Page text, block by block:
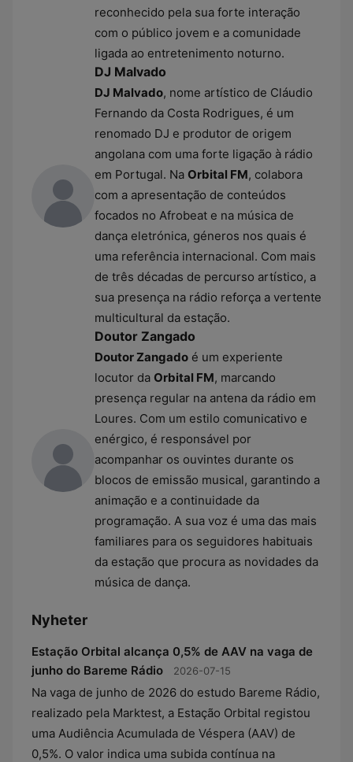
reconhecido pela sua forte interação
com o público jovem e a comunidade
ligada ao entretenimento noturno.
DJ Malvado
DJ Malvado, nome artístico de Cláudio
Fernando da Costa Rodrigues, é um
renomado DJ e produtor de origem
angolana com uma forte ligação à rádio
em Portugal. Na Orbital FM, colabora
com a apresentação de conteúdos
focados no Afrobeat e na música de
dança eletrónica, géneros nos quais é
uma referência internacional. Com mais
de três décadas de percurso artístico, a
sua presença na rádio reforça a vertente
multicultural da estação.
Doutor Zangado
Doutor Zangado é um experiente
locutor da Orbital FM, marcando
presença regular na antena da rádio em
Loures. Com um estilo comunicativo e
enérgico, é responsável por
acompanhar os ouvintes durante os
blocos de emissão musical, garantindo a
animação e a continuidade da
programação. A sua voz é uma das mais
familiares para os seguidores habituais
da estação que procura as novidades da
música de dança.
Nyheter
Estação Orbital alcança 0,5% de AAV na vaga de
junho do Bareme Rádio
2026-07-15
Na vaga de junho de 2026 do estudo Bareme Rádio,
realizado pela Marktest, a Estação Orbital registou
uma Audiência Acumulada de Véspera (AAV) de
0,5%. O valor indica uma subida contínua na